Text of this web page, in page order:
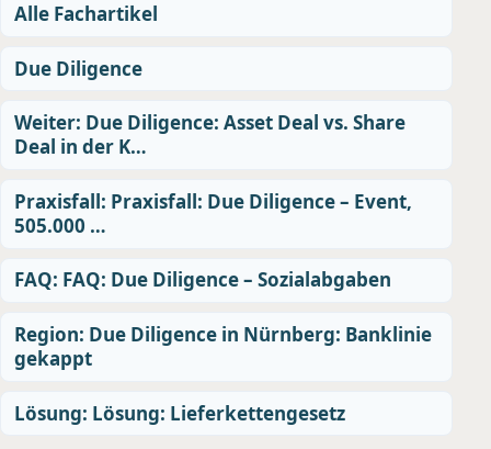
Alle Fachartikel
Due Diligence
Weiter: Due Diligence: Asset Deal vs. Share
Deal in der K…
Praxisfall: Praxisfall: Due Diligence – Event,
505.000 …
FAQ: FAQ: Due Diligence – Sozialabgaben
Region: Due Diligence in Nürnberg: Banklinie
gekappt
Lösung: Lösung: Lieferkettengesetz